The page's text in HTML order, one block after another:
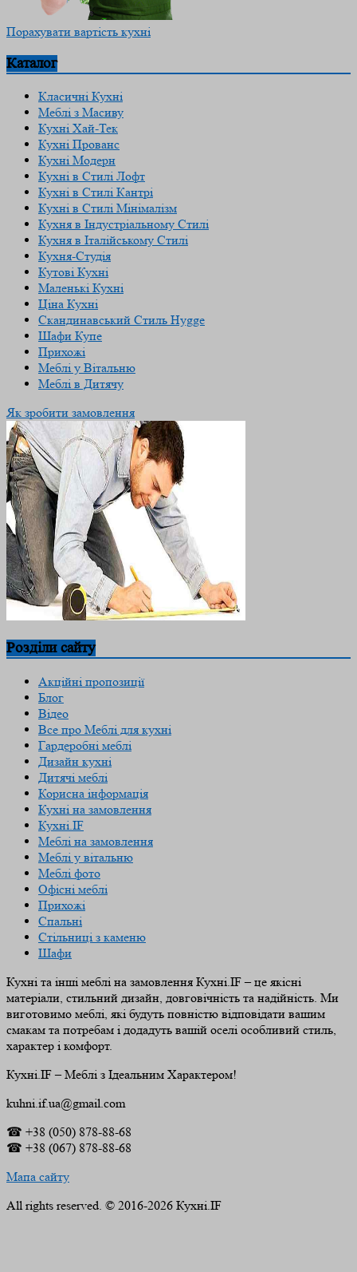
Порахувати вартість кухні
Каталог
Класичні Кухні
Меблі з Масиву
Кухні Хай-Тек
Кухні Прованс
Кухні Модерн
Кухні в Стилі Лофт
Кухні в Стилі Кантрі
Кухні в Стилі Мінімалізм
Кухня в Індустріальному Стилі
Кухня в Італійському Стилі
Кухня-Студія
Кутові Кухні
Маленькі Кухні
Ціна Кухні
Скандинавський Cтиль Hygge
Шафи Купе
Прихожі
Меблі у Вітальню
Меблі в Дитячу
Як зробити замовлення
Розділи сайту
Акційні пропозиції
Блог
Відео
Все про Меблі для кухні
Гардеробні меблі
Дизайн кухні
Дитячі меблі
Корисна інформація
Кухні на замовлення
Кухні.IF
Меблі на замовлення
Меблі у вітальню
Меблі фото
Офісні меблі
Прихожі
Спальні
Стільниці з каменю
Шафи
Кухні та інші меблі на замовлення Кухні.IF – це якісні
матеріали, стильний дизайн, довговічність та надійність. Ми
виготовимо меблі, які будуть повністю відповідати вашим
смакам та потребам і додадуть вашій оселі особливий стиль,
характер і комфорт.
Кухні.IF – Меблі з Ідеальним Характером!
kuhni.if.ua@gmail.com
☎ +38 (050) 878-88-68
☎ +38 (067) 878-88-68
Мапа сайту
All rights reserved. © 2016-2026 Кухні.IF